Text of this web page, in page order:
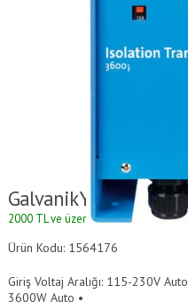
Galvanik Yalıtım
2000 TL ve üzeri alışverişlerde kargo
Ürün Kodu: 1564176
Giriş Voltaj Aralığı: 115-230V
3600W Auto •